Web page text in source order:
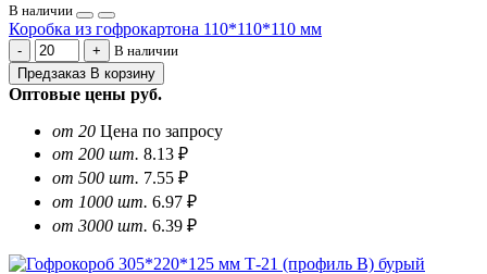
В наличии
Коробка из гофрокартона 110*110*110 мм
В наличии
Предзаказ В корзину
Оптовые цены руб.
от 20 Цена по запросу
от 200 шт. 8.13 ₽
от 500 шт. 7.55 ₽
от 1000 шт. 6.97 ₽
от 3000 шт. 6.39 ₽